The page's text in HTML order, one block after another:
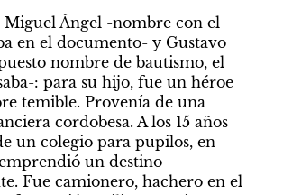
Miguel Ángel -nombre con el
en el documento- y Gustavo
nombre de bautismo, el
: para su hijo, fue un héroe
temible. Provenía de una
cordobesa. A los 15 años
un colegio para pupilos, en
un destino
Fue camionero, hachero en el